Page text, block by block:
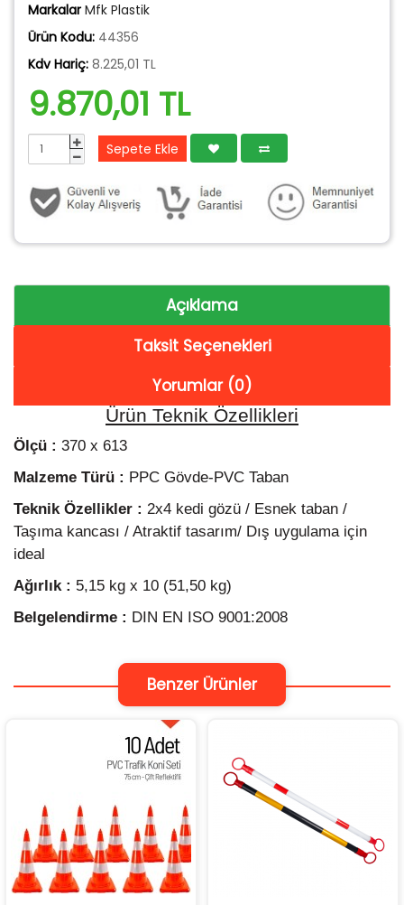
Markalar Mfk Plastik
Ürün Kodu: 44356
Kdv Hariç: 8.225,01 TL
9.870,01 TL
Sepete Ekle
Açıklama
Taksit Seçenekleri
Yorumlar (0)
Ürün Teknik Özellikleri
Ölçü : 370 x 613
Malzeme Türü : PPC Gövde-PVC Taban
Teknik Özellikler : 2x4 kedi gözü / Esnek taban /
Taşıma kancası / Atraktif tasarım/ Dış uygulama için
ideal
Ağırlık : 5,15 kg x 10 (51,50 kg)
Belgelendirme : DIN EN ISO 9001:2008
Benzer Ürünler